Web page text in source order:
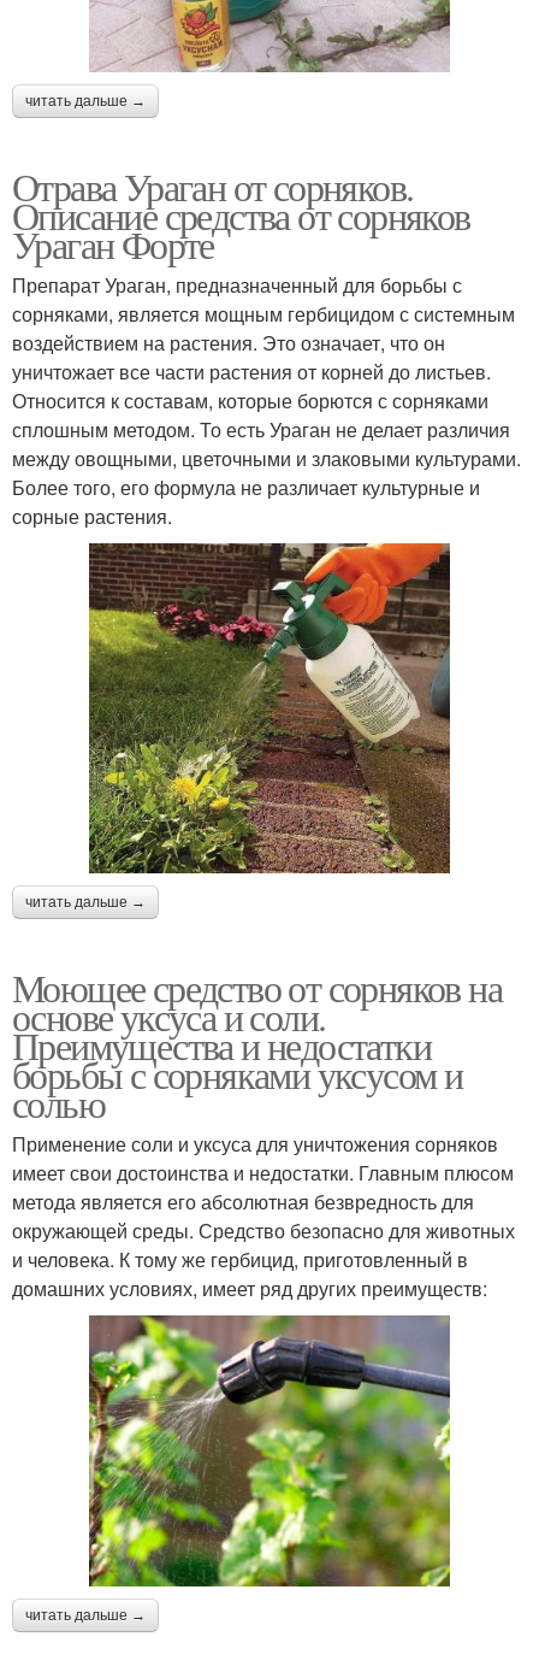
читать дальше →
Отрава Ураган от сорняков.
Описание средства от сорняков
Ураган Форте
Препарат Ураган, предназначенный для борьбы с
сорняками, является мощным гербицидом с системным
воздействием на растения. Это означает, что он
уничтожает все части растения от корней до листьев.
Относится к составам, которые борются с сорняками
сплошным методом. То есть Ураган не делает различия
между овощными, цветочными и злаковыми культурами.
Более того, его формула не различает культурные и
сорные растения.
читать дальше →
Моющее средство от сорняков на
основе уксуса и соли.
Преимущества и недостатки
борьбы с сорняками уксусом и
солью
Применение соли и уксуса для уничтожения сорняков
имеет свои достоинства и недостатки. Главным плюсом
метода является его абсолютная безвредность для
окружающей среды. Средство безопасно для животных
и человека. К тому же гербицид, приготовленный в
домашних условиях, имеет ряд других преимуществ:
читать дальше →